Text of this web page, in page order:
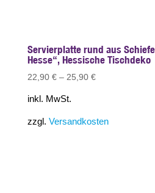
Servierplatte rund aus
Hesse“, Hessische Tischdeko
22,90 €– 25,90 €
inkl. MwSt.
zzgl. Versandkosten